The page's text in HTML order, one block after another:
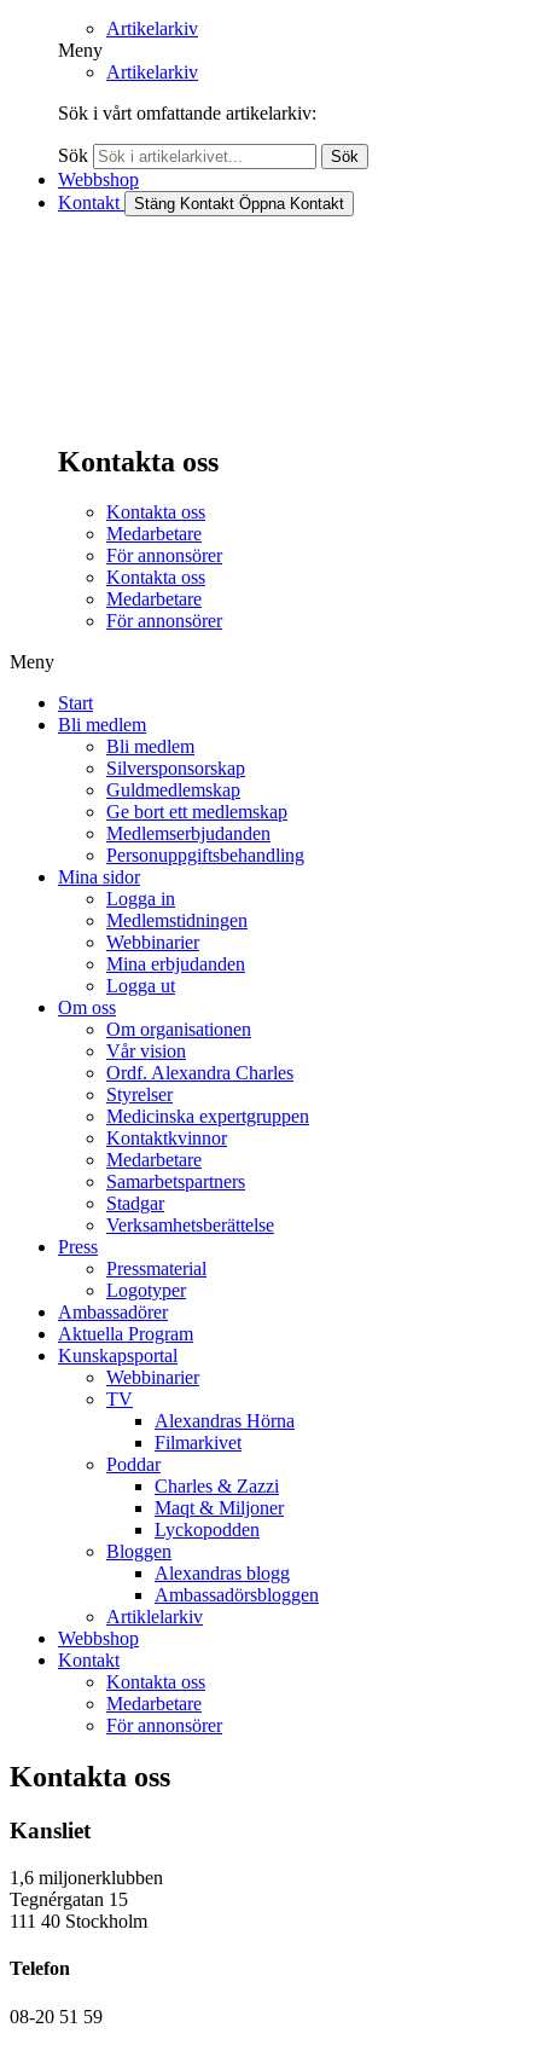
Artikelarkiv
Meny
Artikelarkiv
Sök i vårt omfattande artikelarkiv:
Sök Sök
Webbshop
Kontakt
Stäng Kontakt Öppna Kontakt
Kontakta oss
Kontakta oss
Medarbetare
För annonsörer
Kontakta oss
Medarbetare
För annonsörer
Meny
Start
Bli medlem
Bli medlem
Silversponsorskap
Guldmedlemskap
Ge bort ett medlemskap
Medlemserbjudanden
Personuppgiftsbehandling
Mina sidor
Logga in
Medlemstidningen
Webbinarier
Mina erbjudanden
Logga ut
Om oss
Om organisationen
Vår vision
Ordf. Alexandra Charles
Styrelser
Medicinska expertgruppen
Kontaktkvinnor
Medarbetare
Samarbetspartners
Stadgar
Verksamhetsberättelse
Press
Pressmaterial
Logotyper
Ambassadörer
Aktuella Program
Kunskapsportal
Webbinarier
TV
Alexandras Hörna
Filmarkivet
Poddar
Charles & Zazzi
Maqt & Miljoner
Lyckopodden
Bloggen
Alexandras blogg
Ambassadörsbloggen
Artiklelarkiv
Webbshop
Kontakt
Kontakta oss
Medarbetare
För annonsörer
Kontakta oss
Kansliet
1,6 miljonerklubben
Tegnérgatan 15
111 40 Stockholm
Telefon
08-20 51 59